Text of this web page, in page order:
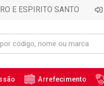
E ESPIRITO SANTO
Arrefecimento